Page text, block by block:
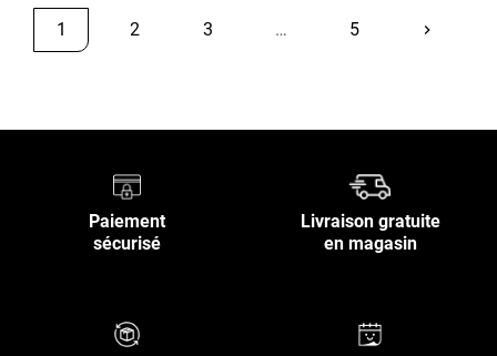
1 2 3 … 5 keyboard_arrow_rightSuivant
Paiement
sécurisé
Livraison gratuite
en magasin